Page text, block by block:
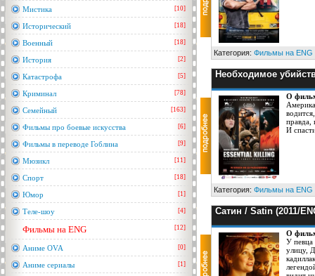
Мистика [10]
Исторический [18]
Военный [18]
История [2]
Катастрофа [5]
Криминал [78]
Семейный [163]
Фильмы про боевые искусства [6]
Фильмы в переводе Гоблина [9]
Мюзикл [11]
Спорт [18]
Юмор [1]
Теле-шоу [4]
Фильмы на ENG [12]
Аниме OVA [0]
Аниме сериалы [1]
Категория: Фильмы на ENG
Необходимое
О
правда,
И
Категория: Фильмы на ENG
Сатин / Satin (2011/
О
У певца
улицу,